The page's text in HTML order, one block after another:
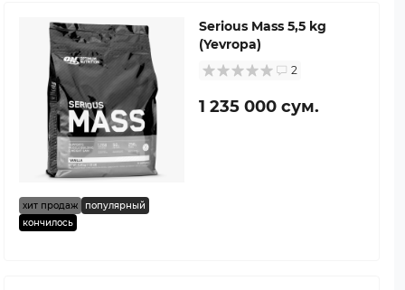
хит продаж
популярный
кончилось
Serious Mass 5,5 kg
(Yevropa)
2
1 235 000 сум.